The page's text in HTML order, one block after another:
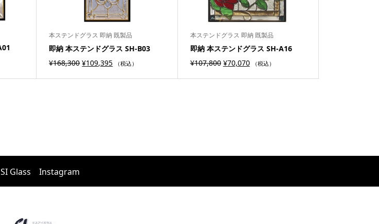
本ステンドグラス 即納 既製品
即納 本ステンドグラス SH-B03
¥168,300 ¥109,395 （税込）
本ステンドグラス 即納 既製品
即納 本ステンドグラス SH-A16
¥107,800 ¥70,070 （税込）
SI Glass Instagram